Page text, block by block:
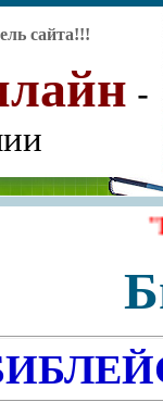
сайта!!!
-